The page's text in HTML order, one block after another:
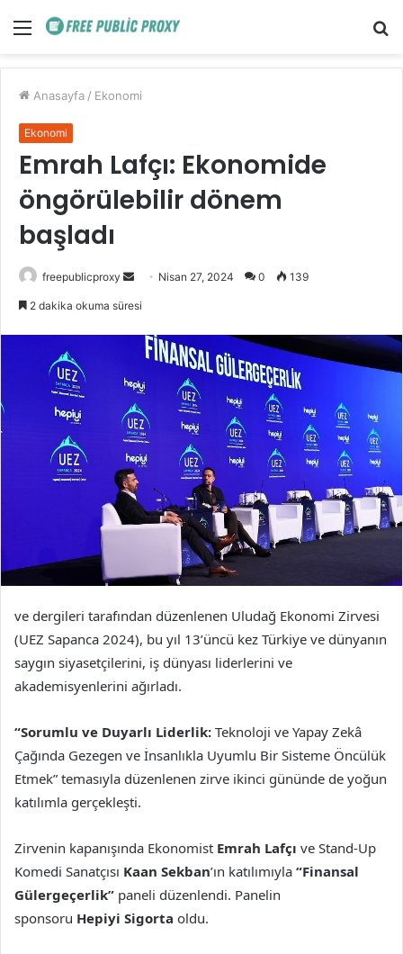
Menü
Anasayfa / Ekonomi
Ekonomi
Emrah Lafçı: Ekonomide
öngörülebilir dönem
başladı
freepublicproxy
Bir
göndermek
Nisan 27, 2024 0 139
2 dakika okuma süresi
ve dergileri tarafından düzenlenen Uludağ Ekonomi Zirvesi
(UEZ Sapanca 2024), bu yıl 13’üncü kez Türkiye ve dünyanın
saygın siyasetçilerini, iş dünyası liderlerini ve
akademisyenlerini ağırladı.
“Sorumlu ve Duyarlı Liderlik: Teknoloji ve Yapay Zekâ
Çağında Gezegen ve İnsanlıkla Uyumlu Bir Sisteme Öncülük
Etmek” temasıyla düzenlenen zirve ikinci gününde de yoğun
katılımla gerçekleşti.
Zirvenin kapanışında Ekonomist Emrah Lafçı ve Stand-Up
Komedi Sanatçısı Kaan Sekban’ın katılımıyla “Finansal
Gülergeçerlik” paneli düzenlendi. Panelin
sponsoru Hepiyi Sigorta oldu.